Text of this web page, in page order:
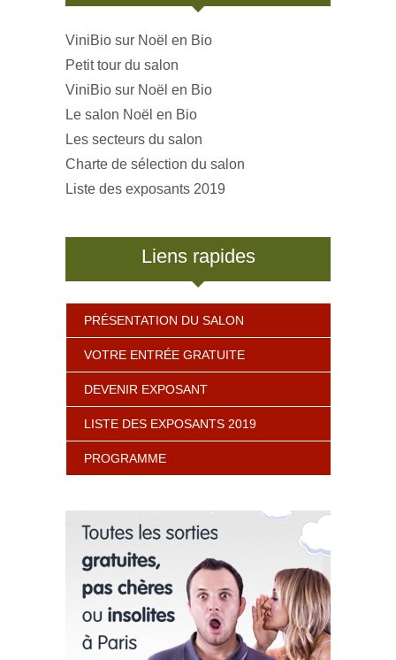
ViniBio sur Noël en Bio
Petit tour du salon
ViniBio sur Noël en Bio
Le salon Noël en Bio
Les secteurs du salon
Charte de sélection du salon
Liste des exposants 2019
Liens rapides
PRÉSENTATION DU SALON
VOTRE ENTRÉE GRATUITE
DEVENIR EXPOSANT
LISTE DES EXPOSANTS 2019
PROGRAMME